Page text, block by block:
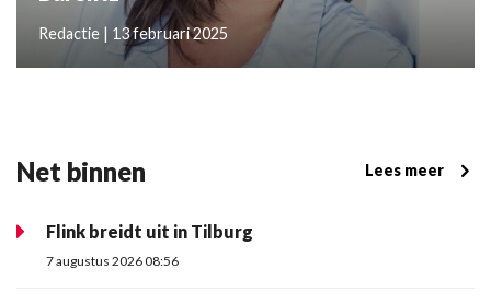
Redactie | 13 februari 2025
Net binnen Lees meer
Flink breidt uit in Tilburg
7 augustus 2026 08:56